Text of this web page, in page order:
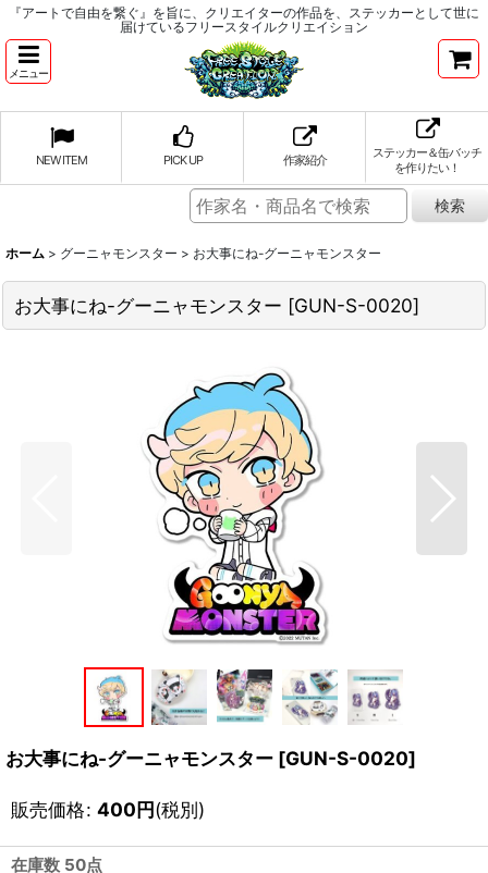
『アートで自由を繋ぐ』を旨に、クリエイターの作品を、ステッカーとして世に
届けているフリースタイルクリエイション
メニュー
NEW ITEM PICK UP 作家紹介
ステッカー＆缶バッチ
を作りたい！
ホーム > グーニャモンスター > お大事にね-グーニャモンスター
お大事にね-グーニャモンスター [GUN-S-0020]
お大事にね-グーニャモンスター [GUN-S-0020]
販売価格: 400円(税別)
在庫数 50点